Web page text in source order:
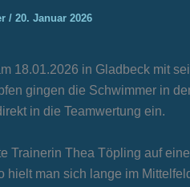
/ 20. Januar 2026
18.01.2026 in Gladbeck mit
gingen die Schwimmer in
in die Teamwertung ein.
Trainerin Thea Töpling auf
hielt man sich lange im